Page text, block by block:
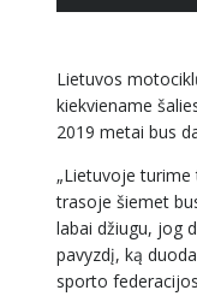
Lietuvos
kiekviename
2019 metai bus
„Lietuvoje
trasoje šiemet
labai džiugu, jog
pavyzdį, ką
sporto